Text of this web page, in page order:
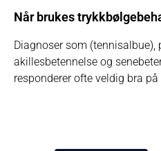
Når brukes
Diagnoser som (tennisalbue),
akillesbetennelse og
responderer ofte veldig bra